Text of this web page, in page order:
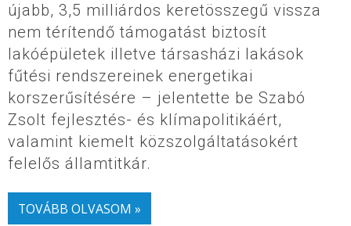
újabb, 3,5 milliárdos keretösszegű vissza
nem térítendő támogatást biztosít
lakóépületek illetve társasházi lakások
fűtési rendszereinek energetikai
korszerűsítésére – jelentette be Szabó
Zsolt fejlesztés- és klímapolitikáért,
valamint kiemelt közszolgáltatásokért
felelős államtitkár.
TOVÁBB OLVASOM »